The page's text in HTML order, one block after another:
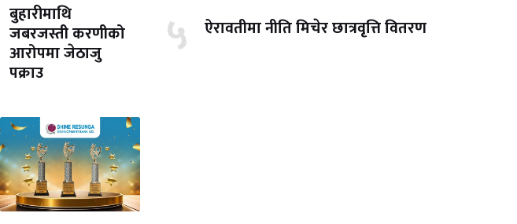
बुहारीमाथि
जबरजस्ती करणीको
आरोपमा जेठाजु
पक्राउ
५ ऐरावतीमा नीति मिचेर छात्रवृत्ति वितरण